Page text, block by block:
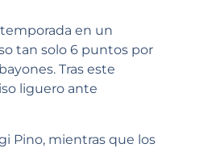
en un
tan solo 6 puntos por
Tras este
liguero ante
Pino, mientras que los